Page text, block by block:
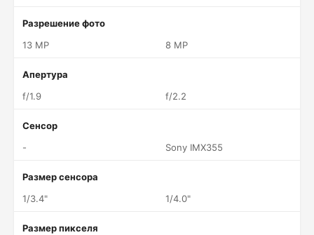
Разрешение фото
13 MP
8 MP
Апертура
f/1.9
f/2.2
Сенсор
-
Sony IMX355
Размер сенсора
1/3.4"
1/4.0"
Размер пикселя